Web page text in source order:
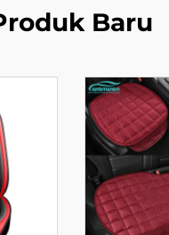
Baru